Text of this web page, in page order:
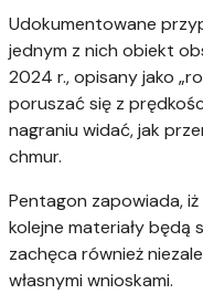
Udokumentowane
jednym z nich obiekt
2024 r., opisany jako
poruszać się z
nagraniu widać, jak
chmur.
Pentagon zapowiada,
kolejne materiały będą
zachęca również
własnymi wnioskami.